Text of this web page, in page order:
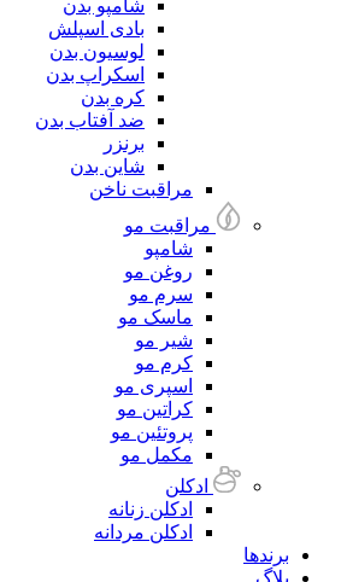
شامپو بدن
بادی اسپلش
لوسیون بدن
اسکراپ بدن
کره بدن
ضد آفتاب بدن
برنزر
شاین بدن
مراقبت ناخن
مراقبت مو
شامپو
روغن مو
سرم مو
ماسک مو
شیر مو
کرم مو
اسپری مو
کراتین مو
پروتئین مو
مکمل مو
ادکلن
ادکلن زنانه
ادکلن مردانه
برندها
بلاگ